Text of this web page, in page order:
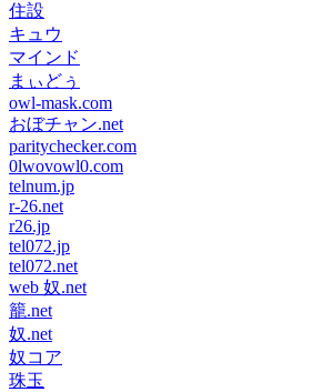
住設
キュウ
マインド
まぃどぅ
owl-mask.com
おぼチャン.net
paritychecker.com
0lwovowl0.com
telnum.jp
r-26.net
r26.jp
tel072.jp
tel072.net
web 奴.net
籠.net
奴.net
奴コア
珠玉